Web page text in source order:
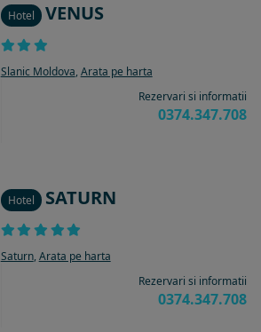
Hotel VENUS
Slanic Moldova, Arata pe harta
Rezervari si informatii
0374.347.708
Hotel SATURN
Saturn, Arata pe harta
Rezervari si informatii
0374.347.708